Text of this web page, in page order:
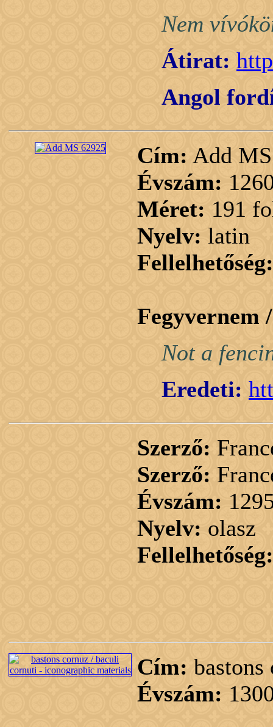
Nem
Átirat:
Angol
Cím: Add
Évszám:
Méret: 191
Nyelv: latin
Fellelhetőség:
Fegyvernem
Not a
Eredeti:
Szerző:
Szerző:
Évszám:
Nyelv: olasz
Fellelhetőség:
Cím:
Évszám: